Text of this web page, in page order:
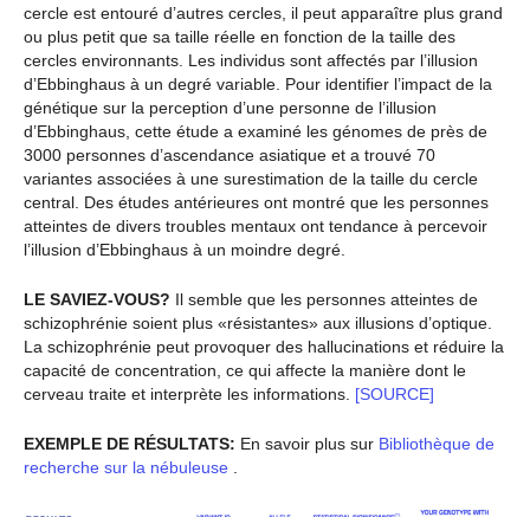
cercle est entouré d’autres cercles, il peut apparaître plus grand
ou plus petit que sa taille réelle en fonction de la taille des
cercles environnants. Les individus sont affectés par l’illusion
d’Ebbinghaus à un degré variable. Pour identifier l’impact de la
génétique sur la perception d’une personne de l’illusion
d’Ebbinghaus, cette étude a examiné les génomes de près de
3000 personnes d’ascendance asiatique et a trouvé 70
variantes associées à une surestimation de la taille du cercle
central. Des études antérieures ont montré que les personnes
atteintes de divers troubles mentaux ont tendance à percevoir
l’illusion d’Ebbinghaus à un moindre degré.
LE SAVIEZ-VOUS? Il semble que les personnes atteintes de
schizophrénie soient plus «résistantes» aux illusions d’optique.
La schizophrénie peut provoquer des hallucinations et réduire la
capacité de concentration, ce qui affecte la manière dont le
cerveau traite et interprète les informations. [SOURCE]
EXEMPLE DE RÉSULTATS: En savoir plus sur Bibliothèque de
recherche sur la nébuleuse .